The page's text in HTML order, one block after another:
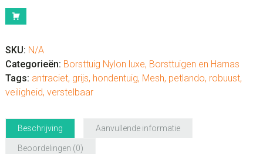
hondentuig
Antraciet/grijs
SKU: N/A
Categorieën: Borsttuig Nylon luxe, Borsttuigen en Harnas
Tags: antraciet, grijs, hondentuig, Mesh, petlando, robuust,
veiligheid, verstelbaar
Beschrijving Aanvullende informatie
Beoordelingen (0)